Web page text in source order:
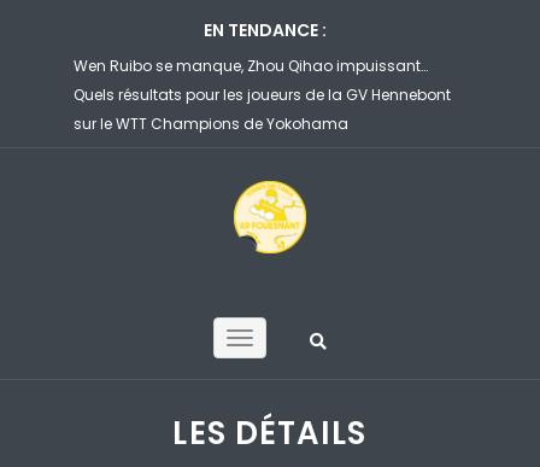
EN TENDANCE :
Wen Ruibo se manque, Zhou Qihao impuissant…
Quels résultats pour les joueurs de la GV Hennebont
sur le WTT Champions de Yokohama
Félix Lebrun
file en 8es de
LES DÉTAILS